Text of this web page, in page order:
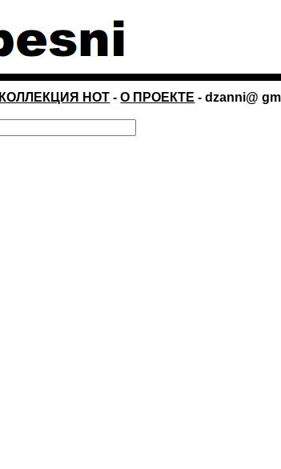
КОЛЛЕКЦИЯ НОТ -О ПРОЕКТЕ - dzanni@